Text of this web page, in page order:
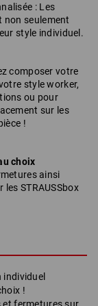
: Les
non seulement
style individuel.
composer votre
style worker,
ou pour
sur les
!
choix
ainsi
STRAUSSbox
individuel
!